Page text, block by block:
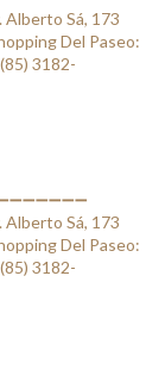
Sá, 173⠀⠀
Del Paseo:
3182-